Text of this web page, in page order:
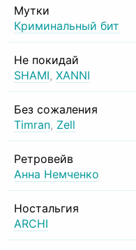
Мутки
Криминальный бит
Не покидай
SHAMI, XANNI
Без сожаления
Timran, Zell
Ретровейв
Анна Немченко
Ностальгия
ARCHI